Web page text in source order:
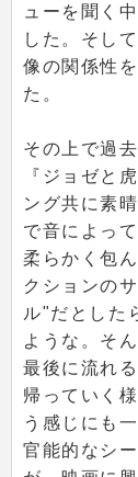
ューを聞く
した。そし
像の関係性
た。
その上で過
『ジョゼと
ング共に素
で音によっ
柔らかく包
クションの
ル"だとした
ような。そ
最後に流れ
帰っていく
う感じにも
官能的なシ